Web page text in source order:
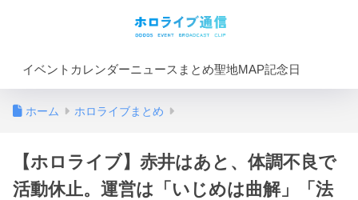
イベントカレンダーニュースまとめ聖地MAP記念日
ホーム ホロライブまとめ
【ホロライブ】赤井はあと、体調不良で
活動休止。運営は「いじめは曲解」「法